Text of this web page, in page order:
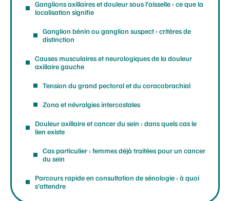
Ganglions axillaires et douleur sous l’aisselle : ce que la
localisation signifie
Ganglion bénin ou ganglion suspect : critères de
distinction
Causes musculaires et neurologiques de la douleur
axillaire gauche
Tension du grand pectoral et du coracobrachial
Zona et névralgies intercostales
Douleur axillaire et cancer du sein : dans quels cas le
lien existe
Cas particulier : femmes déjà traitées pour un cancer
du sein
Parcours rapide en consultation de sénologie : à quoi
s’attendre